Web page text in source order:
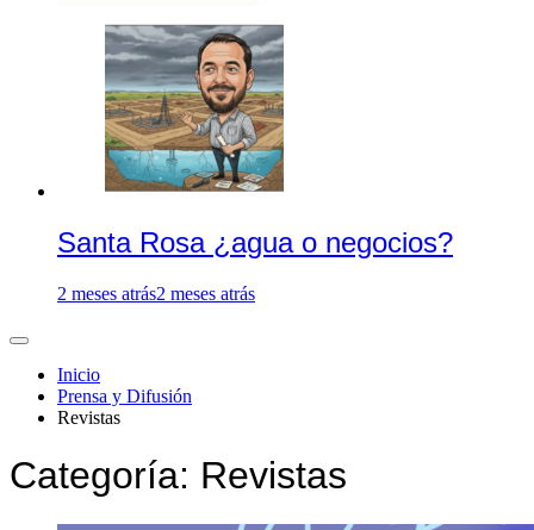
Santa Rosa ¿agua o negocios?
2 meses atrás2 meses atrás
Inicio
Prensa y Difusión
Revistas
Categoría: Revistas